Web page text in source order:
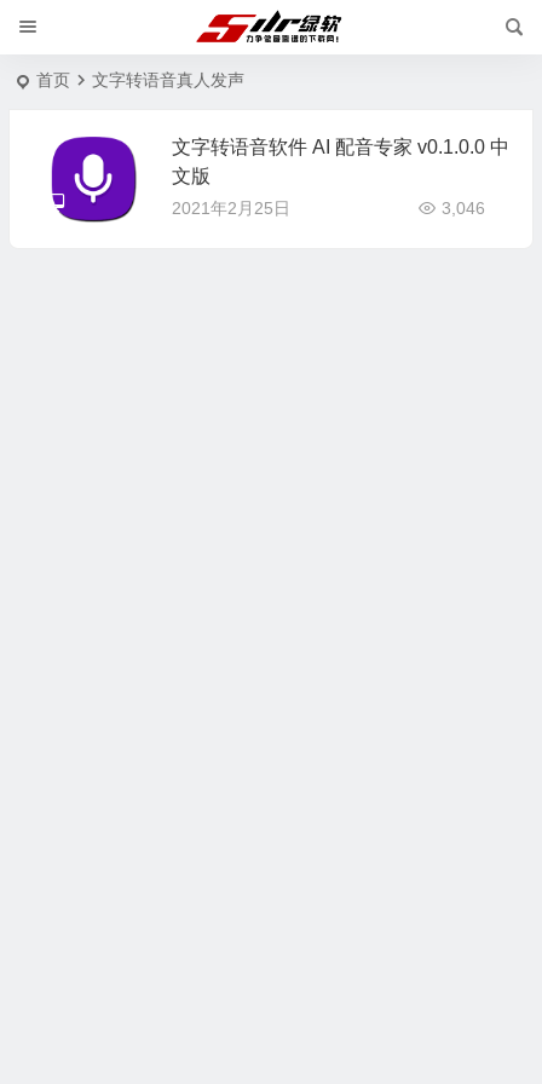
首页 文字转语音真人发声
文字转语音软件 AI 配音专家 v0.1.0.0 中
文版
2021年2月25日 3,046